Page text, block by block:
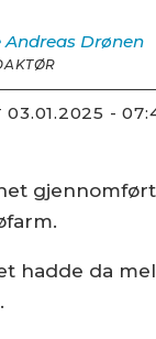
Andreas Drønen
03.01.2025 -
hadde da